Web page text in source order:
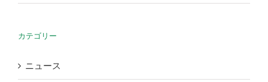
カテゴリー
ニュース